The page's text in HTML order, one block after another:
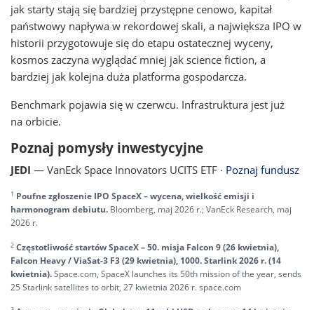
jak starty stają się bardziej przystępne cenowo, kapitał
państwowy napływa w rekordowej skali, a największa IPO w
historii przygotowuje się do etapu ostatecznej wyceny,
kosmos zaczyna wyglądać mniej jak science fiction, a
bardziej jak kolejna duża platforma gospodarcza.
Benchmark pojawia się w czerwcu. Infrastruktura jest już
na orbicie.
Poznaj pomysły inwestycyjne
JEDI — VanEck Space Innovators UCITS ETF · Poznaj fundusz
1 Poufne zgłoszenie IPO SpaceX – wycena, wielkość emisji i
harmonogram debiutu. Bloomberg, maj 2026 r.; VanEck Research, maj
2026 r.
2 Częstotliwość startów SpaceX – 50. misja Falcon 9 (26 kwietnia),
Falcon Heavy / ViaSat-3 F3 (29 kwietnia), 1000. Starlink 2026 r. (14
kwietnia).Space.com, SpaceX launches its 50th mission of the year, sends
25 Starlink satellites to orbit, 27 kwietnia 2026 r. space.com